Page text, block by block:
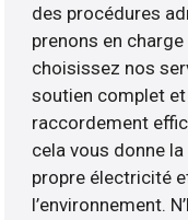
des procédures
prenons en
choisissez nos
soutien complet
raccordement
cela vous donne
propre électricité
l’environnement.